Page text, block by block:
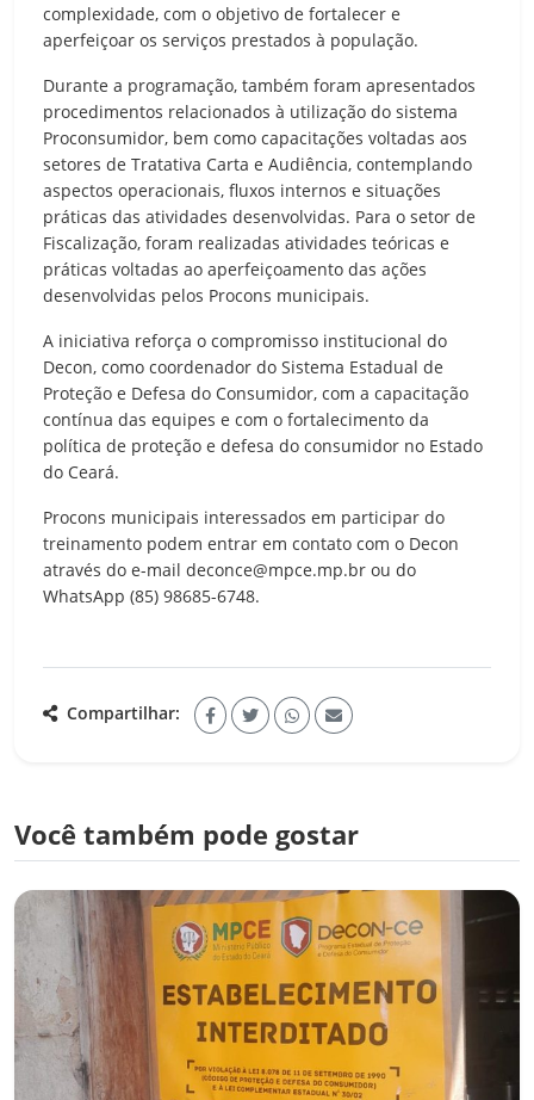
complexidade, com o objetivo de fortalecer e
aperfeiçoar os serviços prestados à população.
Durante a programação, também foram apresentados
procedimentos relacionados à utilização do sistema
Proconsumidor, bem como capacitações voltadas aos
setores de Tratativa Carta e Audiência, contemplando
aspectos operacionais, fluxos internos e situações
práticas das atividades desenvolvidas. Para o setor de
Fiscalização, foram realizadas atividades teóricas e
práticas voltadas ao aperfeiçoamento das ações
desenvolvidas pelos Procons municipais.
A iniciativa reforça o compromisso institucional do
Decon, como coordenador do Sistema Estadual de
Proteção e Defesa do Consumidor, com a capacitação
contínua das equipes e com o fortalecimento da
política de proteção e defesa do consumidor no Estado
do Ceará.
Procons municipais interessados em participar do
treinamento podem entrar em contato com o Decon
através do e-mail deconce@mpce.mp.br ou do
WhatsApp (85) 98685-6748.
Compartilhar:
Você também pode gostar